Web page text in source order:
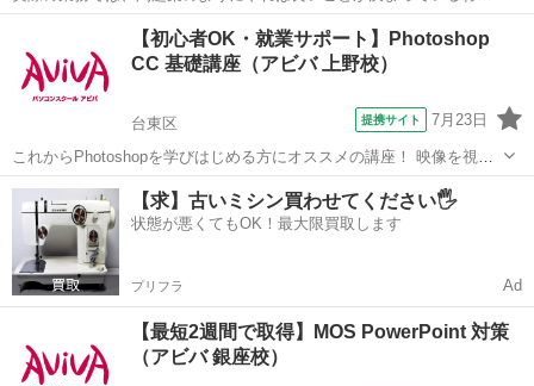
ではありません。この講座では【よくある上司の指示】からスタート
します。上司意図を汲み取るケーススタディを通じ、仕事の型を身に
つけます。Excelを"使える"人にな...
八王子市 エクセル
【初心者OK・就業サポート】Photoshop
CC 基礎講座（アビバ 上野校）
台東区 提携サイト 7月23日
これからPhotoshopを学びはじめる方にオススメの講座！ 映像を視聴
しながら操作を行い、操作の基本からPhotohopの醍醐味である画像合
成や画像加工のスキルまで学習していきます。 実際の制作時に活かし
やすいよう、「何...
東京 台東区 Photoshop
【求】古いミシン買わせてください🖐️
状態が悪くてもOK！最大限買取します
プリフラ Ad
【最短2週間で取得】MOS PowerPoint 対策
（アビバ 銀座校）